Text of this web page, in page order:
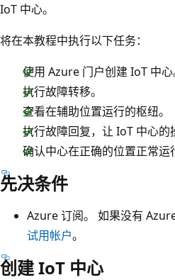
IoT 中心。
将在本教程中执行以下任务：
使用 Azure 门户创建 IoT 中心
执行故障转移。
查看在辅助位置运行的枢纽。
执行故障回复，让 IoT 中心的
确认中心在正确的位置正常运
先决条件
Azure 订阅。 如果没有
试用帐户。
创建 IoT 中心